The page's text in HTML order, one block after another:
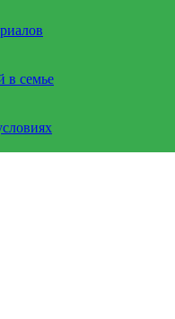
в семье